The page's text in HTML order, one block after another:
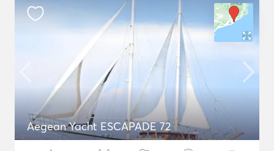
Aegean Yacht ESCAPADE 72